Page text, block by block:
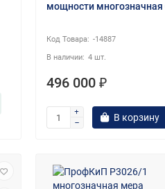
мощности
-14887
4 шт.
496 000 ₽
В корзину